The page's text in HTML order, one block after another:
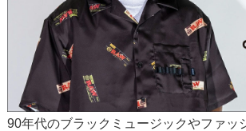
90年代のブラックミュージックやファッ